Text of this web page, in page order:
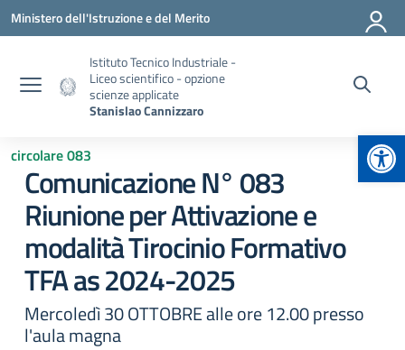
Vai ai contenuti
Vai al menu di navigazione
Vai al footer
Ministero dell'Istruzione e del Merito
Istituto Tecnico Industriale -
Liceo scientifico - opzione
scienze applicate
Stanislao Cannizzaro
circolare 083
Comunicazione N° 083
Riunione per Attivazione e
modalità Tirocinio Formativo
TFA as 2024-2025
Mercoledì 30 OTTOBRE alle ore 12.00 presso
l'aula magna